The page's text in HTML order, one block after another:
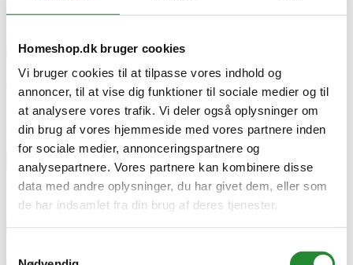
Homeshop.dk bruger cookies
Vi bruger cookies til at tilpasse vores indhold og
annoncer, til at vise dig funktioner til sociale medier og til
at analysere vores trafik. Vi deler også oplysninger om
din brug af vores hjemmeside med vores partnere inden
for sociale medier, annonceringspartnere og
analysepartnere. Vores partnere kan kombinere disse
data med andre oplysninger, du har givet dem, eller som
de har indsamlet fra din brug af deres tjenester.
Sikkerhedsudstyr
Ox-on Beskyttelsesbrille Klart Glas
DKK 60,00Pris
Ox-on Beskyttelsesbrille Klart Glas